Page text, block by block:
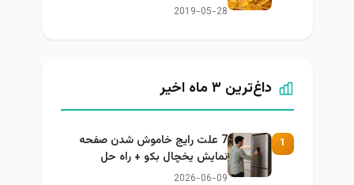
2019-05-28
داغ‌ترین ۳ ماه اخیر
1
7 علت رایج خاموش شدن صفحه
نمایش یخچال بکو + راه حل
2026-06-09